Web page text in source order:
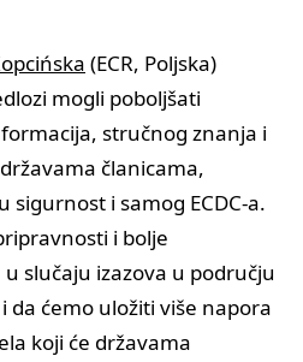
(ECR, Poljska)
mogli poboljšati
stručnog znanja i
članicama,
sigurnost i samog ECDC-a.
i bolje
slučaju izazova u području
da ćemo uložiti više napora
koji će državama